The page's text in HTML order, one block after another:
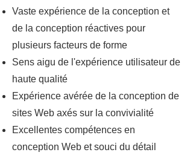
Vaste expérience de la conception et
de la conception réactives pour
plusieurs facteurs de forme
Sens aigu de l'expérience utilisateur de
haute qualité
Expérience avérée de la conception de
sites Web axés sur la convivialité
Excellentes compétences en
conception Web et souci du détail